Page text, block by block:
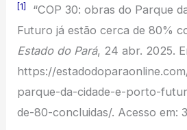
[1]
“COP 30: obras do Parque
Futuro já estão cerca de 80%
Estado do Pará, 24 abr. 2025.
https://
parque-da-cidade-e-porto-
de-80-concluidas/. Acesso em: